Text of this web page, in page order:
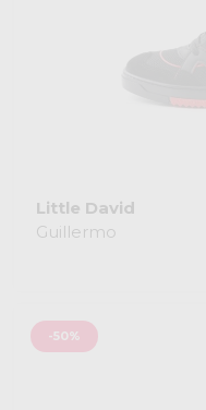
Little David
Guillermo
-50%